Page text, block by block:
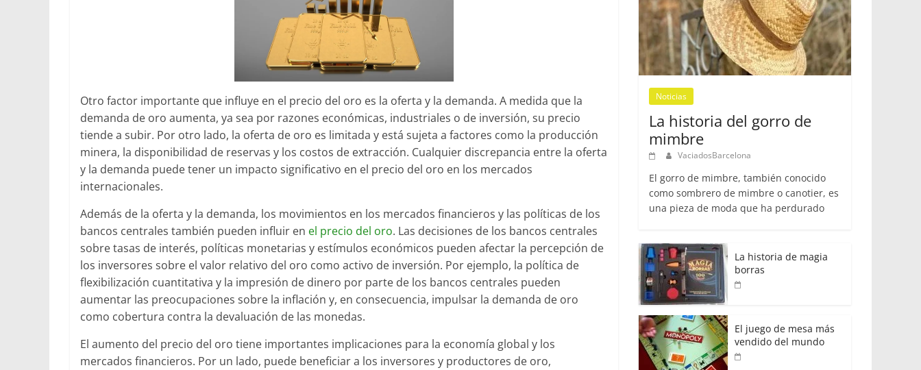
Otro factor importante que influye en el precio del oro es la oferta y la demanda. A medida que la
demanda de oro aumenta, ya sea por razones económicas, industriales o de inversión, su precio
tiende a subir. Por otro lado, la oferta de oro es limitada y está sujeta a factores como la producción
minera, la disponibilidad de reservas y los costos de extracción. Cualquier discrepancia entre la oferta
y la demanda puede tener un impacto significativo en el precio del oro en los mercados
internacionales.
Además de la oferta y la demanda, los movimientos en los mercados financieros y las políticas de los
bancos centrales también pueden influir en el precio del oro. Las decisiones de los bancos centrales
sobre tasas de interés, políticas monetarias y estímulos económicos pueden afectar la percepción de
los inversores sobre el valor relativo del oro como activo de inversión. Por ejemplo, la política de
flexibilización cuantitativa y la impresión de dinero por parte de los bancos centrales pueden
aumentar las preocupaciones sobre la inflación y, en consecuencia, impulsar la demanda de oro
como cobertura contra la devaluación de las monedas.
El aumento del precio del oro tiene importantes implicaciones para la economía global y los
mercados financieros. Por un lado, puede beneficiar a los inversores y productores de oro,
Noticias
La historia del gorro de
mimbre
VaciadosBarcelona
El gorro de mimbre, también conocido
como sombrero de mimbre o canotier, es
una pieza de moda que ha perdurado
La historia de magia
borras
El juego de mesa más
vendido del mundo